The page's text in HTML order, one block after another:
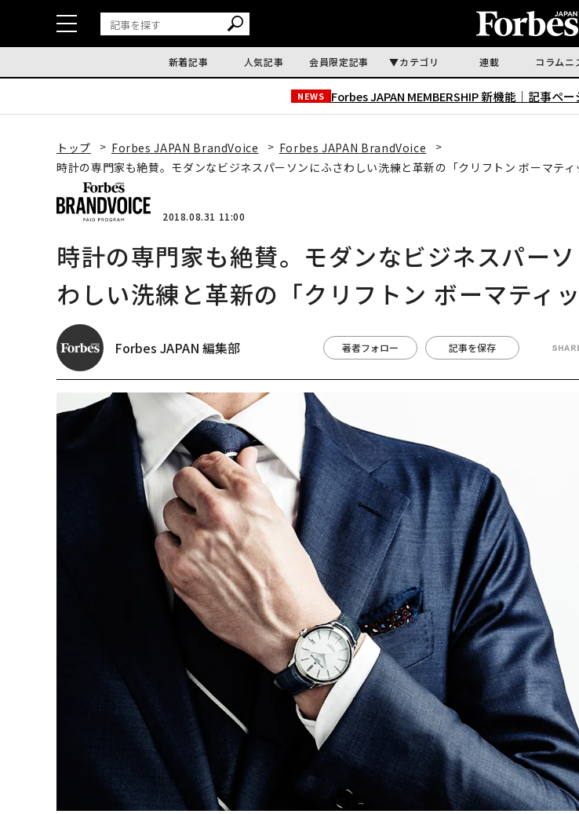
新着記事 人気記事 会員限定記事 カテゴリ 連載 コラムニ
NEWS Forbes JAPAN MEMBERSHIP 新機能｜ 記事ペ
トップ Forbes JAPAN BrandVoice
Forbes JAPAN BrandVoice
時計の専門家も絶賛。モダンなビジネスパーソンにふさわしい洗練と革新の「クリフトン ボーマティ
2018.08.31 11:00
時計の専門家も絶賛。モダンなビジネスパー
わしい洗練と革新の「クリフトン ボーマティッ
Forbes JAPAN 編集部 著者フォロー 記事を保存